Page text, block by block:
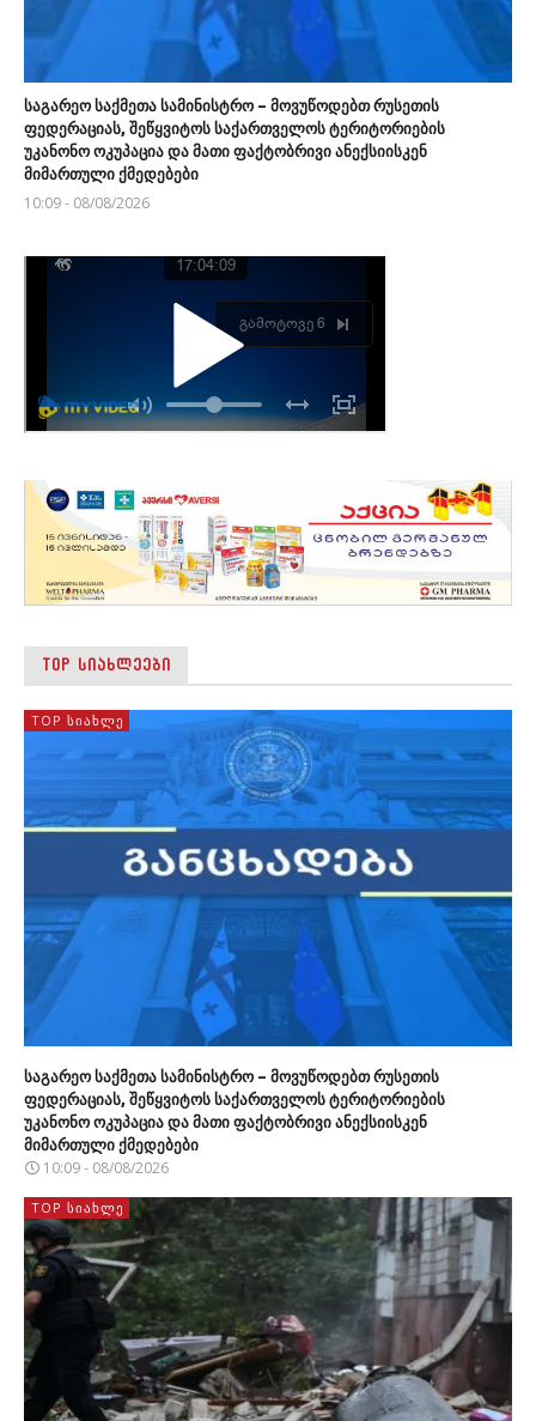
საგარეო საქმეთა სამინისტრო – მოვუწოდებთ რუსეთის
ფედერაციას, შეწყვიტოს საქართველოს ტერიტორიების
უკანონო ოკუპაცია და მათი ფაქტობრივი ანექსიისკენ
მიმართული ქმედებები
10:09 - 08/08/2026
TOP ᲡᲘᲐᲮᲚᲔᲔᲑᲘ
TOP ᲡᲘᲐᲮᲚᲔ
საგარეო საქმეთა სამინისტრო – მოვუწოდებთ რუსეთის
ფედერაციას, შეწყვიტოს საქართველოს ტერიტორიების
უკანონო ოკუპაცია და მათი ფაქტობრივი ანექსიისკენ
მიმართული ქმედებები
10:09 - 08/08/2026
TOP ᲡᲘᲐᲮᲚᲔ